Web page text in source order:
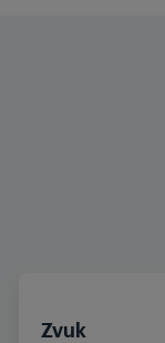
Zvuk